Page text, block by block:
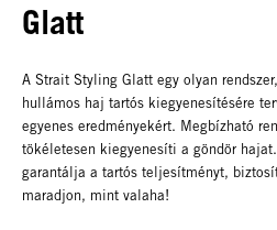
Glatt
A Strait Styling Glatt egy olyan
hullámos haj tartós kiegyenesítésére
egyenes eredményekért. Megbízható
tökéletesen kiegyenesíti a göndör
garantálja a tartós teljesítményt,
maradjon, mint valaha!